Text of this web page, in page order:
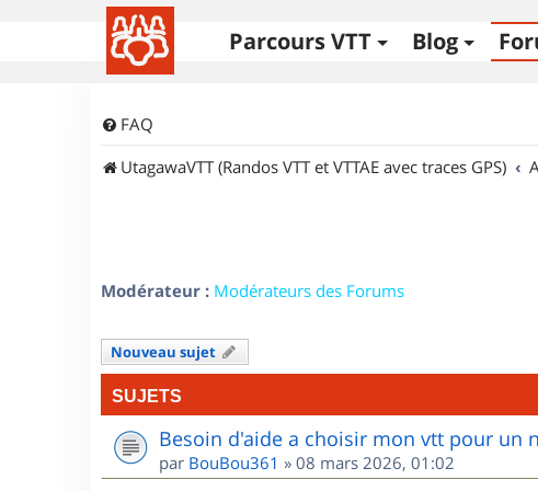
Parcours VTT Blog
FAQ
UtagawaVTT (Randos VTT et VTTAE avec traces GPS)
Modérateur : Modérateurs des Forums
Nouveau sujet
SUJETS
Besoin d'aide a choisir mon vtt pour un
par BouBou361 » 08 mars 2026, 01:02